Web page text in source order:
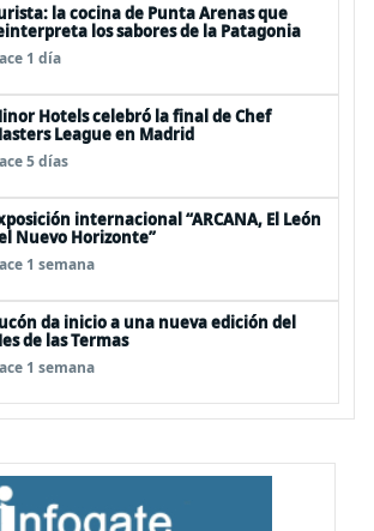
la cocina de Punta Arenas que
los sabores de la Patagonia
1 día
Hotels celebró la final de Chef
League en Madrid
5 días
internacional “ARCANA, El León
Nuevo Horizonte”
1 semana
da inicio a una nueva edición del
de las Termas
1 semana